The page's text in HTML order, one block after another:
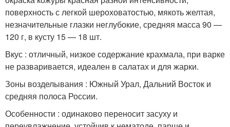
поверхность с легкой шероховатостью, мякоть желтая,
незначительные глазки неглубокие, средняя масса 90 —
120 г, в кусту 15 — 18 шт.
Вкус : отличный, низкое содержание крахмала, при варке
не разваривается, идеален в салатах и для жарки.
Зоны возделывания : Южный Урал, Дальний Восток и
средняя полоса России.
Особенности : одинаково переносит засуху и